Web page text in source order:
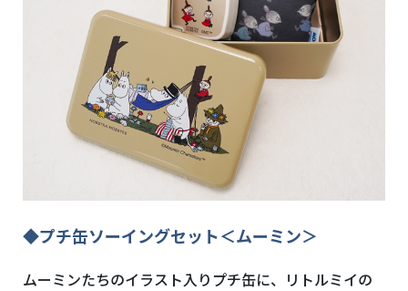
◆プチ缶ソーイングセット＜ムーミン＞
ムーミンたちのイラスト入りプチ缶に、リトルミイの